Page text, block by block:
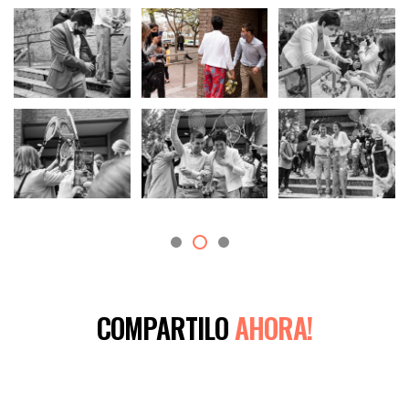
COMPARTILOAHORA!